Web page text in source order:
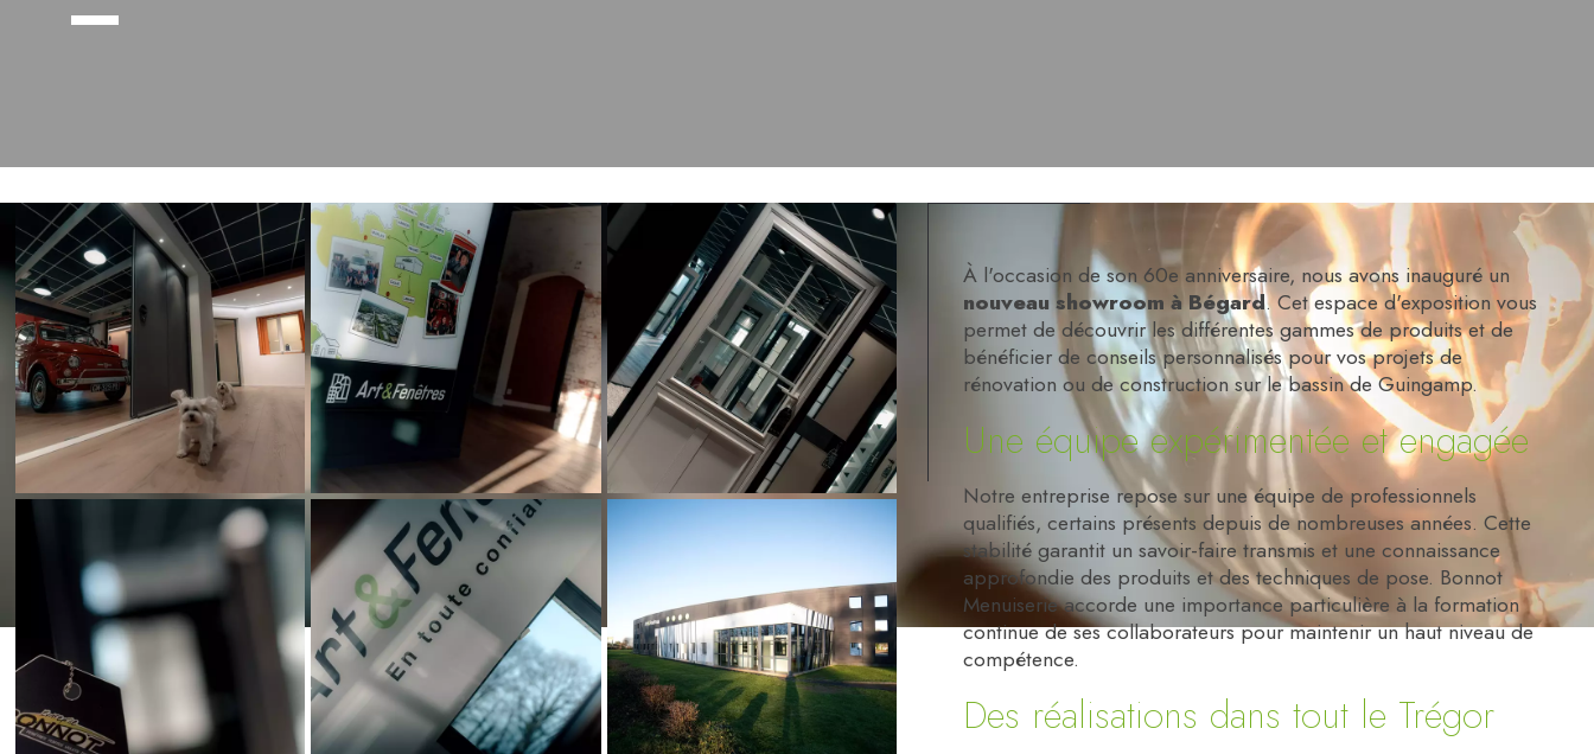
À l'occasion de son 60e anniversaire, nous avons inauguré un
nouveau showroom à Bégard. Cet espace d'exposition vous
permet de découvrir les différentes gammes de produits et de
bénéficier de conseils personnalisés pour vos projets de
rénovation ou de construction sur le bassin de Guingamp.
Une équipe expérimentée et engagée
Notre entreprise repose sur une équipe de professionnels
qualifiés, certains présents depuis de nombreuses années. Cette
stabilité garantit un savoir-faire transmis et une connaissance
approfondie des produits et des techniques de pose. Bonnot
Menuiserie accorde une importance particulière à la formation
continue de ses collaborateurs pour maintenir un haut niveau de
compétence.
Des réalisations dans tout le Trégor